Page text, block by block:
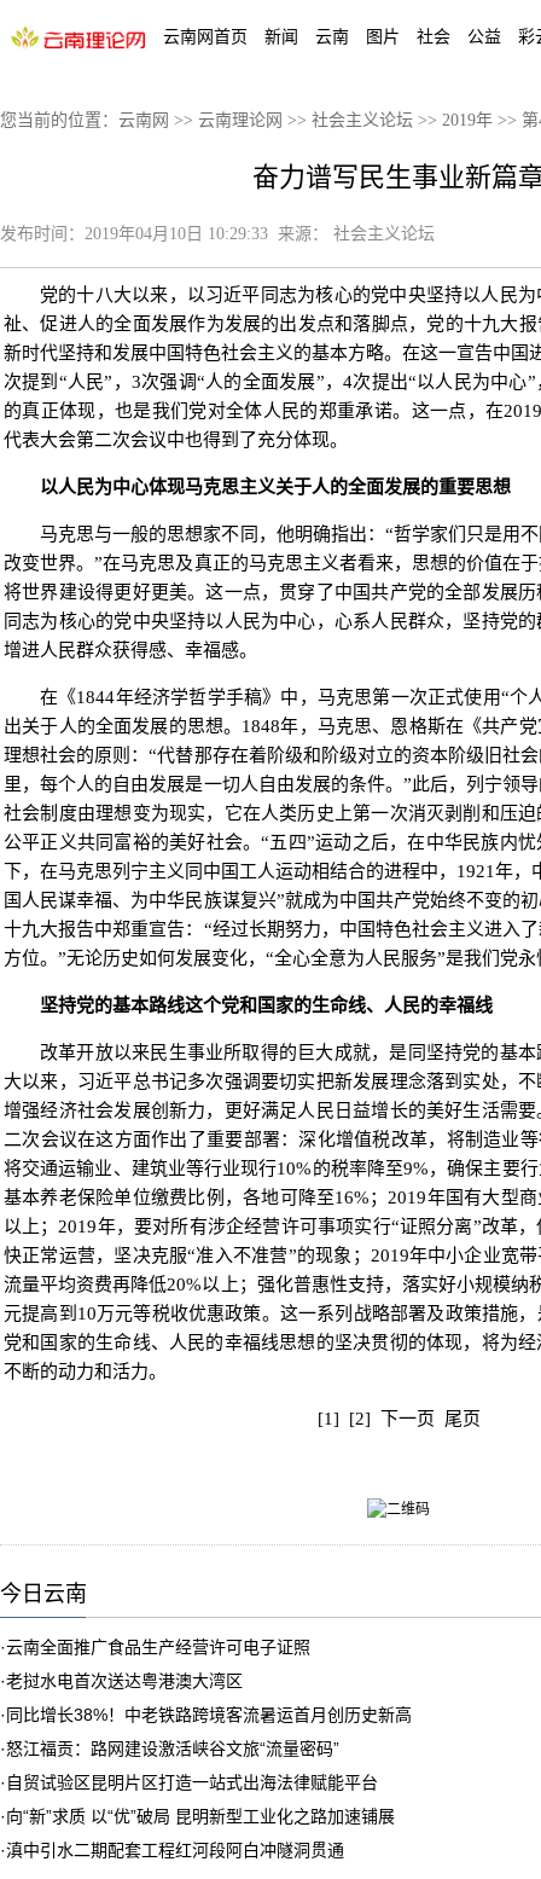
云南网首页 新闻 云南 图片 社会 公益 彩
您当前的位置： 云南网 >> 云南理论网 >> 社会主义论坛 >> 2019年 >>
奋力谱写民生事业新篇
发布时间： 2019年04月10日 10:29:33 来源： 社会主义论坛
党的十八大以来，以习近平同志为核心的党中央坚持以人民
祉、促进人的全面发展作为发展的出发点和落脚点，党的十九大
新时代坚持和发展中国特色社会主义的基本方略。在这一宣告中国
次提到“人民”，3次强调“人的全面发展”，4次提出“以人民为中心
的真正体现，也是我们党对全体人民的郑重承诺。这一点，在
代表大会第二次会议中也得到了充分体现。
以人民为中心体现马克思主义关于人的全面发展的重要思想
马克思与一般的思想家不同，他明确指出：“哲学家们只是用
改变世界。”在马克思及真正的马克思主义者看来，思想的价值在
将世界建设得更好更美。这一点，贯穿了中国共产党的全部发展
同志为核心的党中央坚持以人民为中心，心系人民群众，坚持党
增进人民群众获得感、幸福感。
在《1844年经济学哲学手稿》中，马克思第一次正式使用“个
出关于人的全面发展的思想。1848年，马克思、恩格斯在《共产
理想社会的原则：“代替那存在着阶级和阶级对立的资本阶级旧社
里，每个人的自由发展是一切人自由发展的条件。”此后，列宁领
社会制度由理想变为现实，它在人类历史上第一次消灭剥削和压
公平正义共同富裕的美好社会。“五四”运动之后，在中华民族内
下，在马克思列宁主义同中国工人运动相结合的进程中，1921年，
国人民谋幸福、为中华民族谋复兴”就成为中国共产党始终不变的
十九大报告中郑重宣告：“经过长期努力，中国特色社会主义进入
方位。”无论历史如何发展变化，“全心全意为人民服务”是我们党
坚持党的基本路线这个党和国家的生命线、人民的幸福线
改革开放以来民生事业所取得的巨大成就，是同坚持党的基
大以来，习近平总书记多次强调要切实把新发展理念落到实处，
增强经济社会发展创新力，更好满足人民日益增长的美好生活需
二次会议在这方面作出了重要部署：深化增值税改革，将制造业
将交通运输业、建筑业等行业现行10%的税率降至9%，确保主要
基本养老保险单位缴费比例，各地可降至16%；2019年国有大型
以上；2019年，要对所有涉企经营许可事项实行“证照分离”改革
快正常运营，坚决克服“准入不准营”的现象；2019年中小企业宽
流量平均资费再降低20%以上；强化普惠性支持，落实好小规模纳
元提高到10万元等税收优惠政策。这一系列战略部署及政策措施
党和国家的生命线、人民的幸福线思想的坚决贯彻的体现，将为
不断的动力和活力。
[1] [2] 下一页 尾页
今日云南
·云南全面推广食品生产经营许可电子证照
·老挝水电首次送达粤港澳大湾区
· 同比增长38%！中老铁路跨境客流暑运首月创历史新高
·怒江福贡：路网建设激活峡谷文旅“流量密码”
· 自贸试验区昆明片区打造一站式出海法律赋能平台
·向“新”求质 以“优”破局 昆明新型工业化之路加速铺展
·滇中引水二期配套工程红河段阿白冲隧洞贯通